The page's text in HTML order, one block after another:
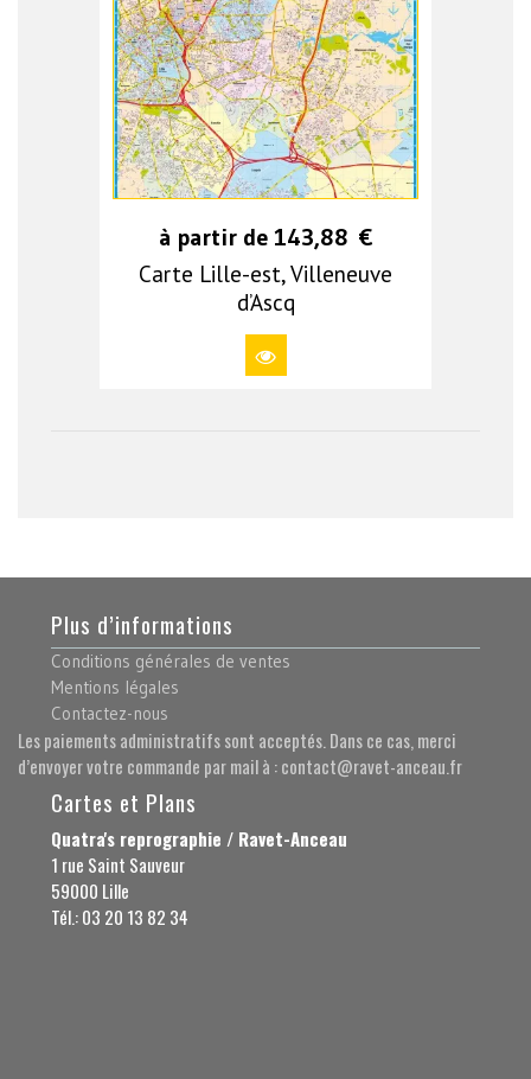
à partir de 143,88 €
Carte Lille-est, Villeneuve
d’Ascq
Plus d’informations
Conditions générales de ventes
Mentions légales
Contactez-nous
Les paiements administratifs sont acceptés. Dans ce cas, merci
d’envoyer votre commande par mail à : contact@ravet-anceau.fr
Cartes et Plans
Quatra's reprographie / Ravet-Anceau
1 rue Saint Sauveur
59000 Lille
Tél.: 03 20 13 82 34